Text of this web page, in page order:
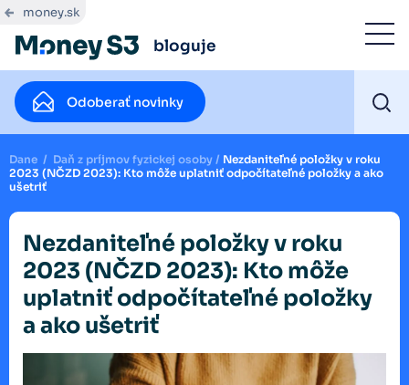
money.sk
bloguje
Odoberať novinky
Dane / Daň z príjmov fyzickej osoby / Nezdaniteľné položky v roku
2023 (NČZD 2023): Kto môže uplatniť odpočítateľné položky a ako
ušetriť
Nezdaniteľné položky v roku
2023 (NČZD 2023): Kto môže
uplatniť odpočítateľné položky
a ako ušetriť